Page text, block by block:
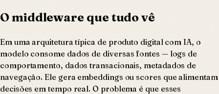
O middleware que tudo vê
Em uma arquitetura típica de produto digital com IA, o
modelo consome dados de diversas fontes — logs de
comportamento, dados transacionais, metadados de
navegação. Ele gera embeddings ou scores que alimentam
decisões em tempo real. O problema é que esses